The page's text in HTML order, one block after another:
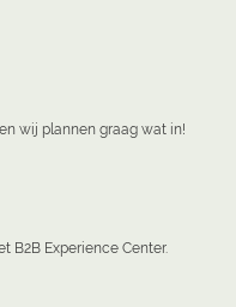
wij plannen graag wat in!
B2B Experience Center.